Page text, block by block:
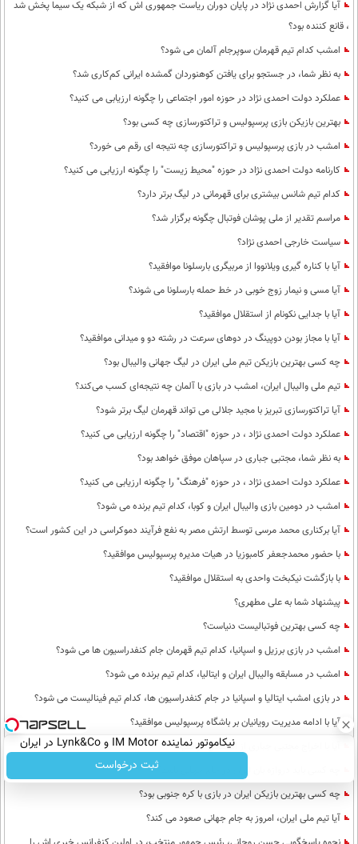
آیا گزارش احمدی نژاد در پایان دوران ریاست جمهوری اش که از شبکه یک سیما پخش شد
، قانع کننده بود؟
امشب کدام تیم قهرمان سوپرجام آلمان می شود؟
به نظر شما، در جستجو برای یافتن کوهنوردان گمشده ایرانی کم‌کاری شد؟
عملکرد دولت احمدی نژاد در حوزه امور اجتماعی را چگونه ارزیابی می کنید؟
بهترین بازیکن بازی پرسپولیس و تراکتورسازی چه کسی بود؟
امشب در بازی پرسپولیس و تراکتورسازی چه نتیجه ای رقم می خورد؟
کارنامه دولت احمدی نژاد در حوزه "محیط زیست" را چگونه ارزیابی می کنید؟
کدام تیم شانس بیشتری برای قهرمانی در لیگ برتر دارد؟
مراسم تقدیر از ملی پوشان فوتبال چگونه برگزار شد؟
سیاست خارجی احمدی نژاد؟
آیا با کناره گیری ویلانووا از مربیگری بارسلونا موافقید؟
آیا مسی و نیمار زوج خوبی در خط حمله بارسلونا می شوند؟
آیا با جدایی نکونام از استقلال موافقید؟
آیا با مجاز بودن دوپینگ در دوهای سرعت در رشته دو و میدانی موافقید؟
چه کسی بهترین بازیکن تیم ملی ایران در لیگ جهانی والیبال بود؟
تیم ملی والیبال ایران، امشب در بازی با آلمان چه نتیجه‌ای کسب می‌کند؟
آیا تراکتورسازی تبریز با مجید جلالی می تواند قهرمان لیگ برتر شود؟
عملکرد دولت احمدی نژاد ، در حوزه "اقتصاد" را چگونه ارزیابی می کنید؟
به نظر شما، مجتبی جباری در سپاهان موفق خواهد بود؟
عملکرد دولت احمدی نژاد ، در حوزه "فرهنگ" را چگونه ارزیابی می کنید؟
امشب در دومین بازی والیبال ایران و کوبا، کدام تیم برنده می شود؟
آیا برکناری محمد مرسی توسط ارتش مصر به نفع فرآیند دموکراسی در این کشور است؟
با حضور محمدجعفر کامبوزیا در هیات مدیره پرسپولیس موافقید؟
با بازگشت نیکبخت واحدی به استقلال موافقید؟
پیشنهاد شما به علی مطهری؟
چه کسی بهترین فوتبالیست دنیاست؟
امشب در بازی برزیل و اسپانیا، کدام تیم قهرمان جام کنفدراسیون ها می شود؟
امشب در مسابقه والیبال ایران و ایتالیا، کدام تیم برنده می شود؟
در بازی امشب ایتالیا و اسپانیا در جام کنفدراسیون ها، کدام تیم فینالیست می شود؟
آیا با ادامه مدیریت رویانیان بر باشگاه پرسپولیس موافقید؟
آیا با اخراج مجتبی جباری از استقلال موافقید؟
چه کسی باید دروازه بان ایران در جام جهانی باشد؟
چه کسی بهترین بازیکن ایران در بازی با کره جنوبی بود؟
آیا تیم ملی ایران، امروز به جام جهانی صعود می کند؟
نیکاموتور نماینده IM Motor و Lynk&Co در ایران
ثبت درخواست